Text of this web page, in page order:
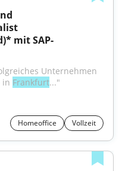
mit SAP-
Unternehmen
in Frankfurt..."
Homeoffice Vollzeit